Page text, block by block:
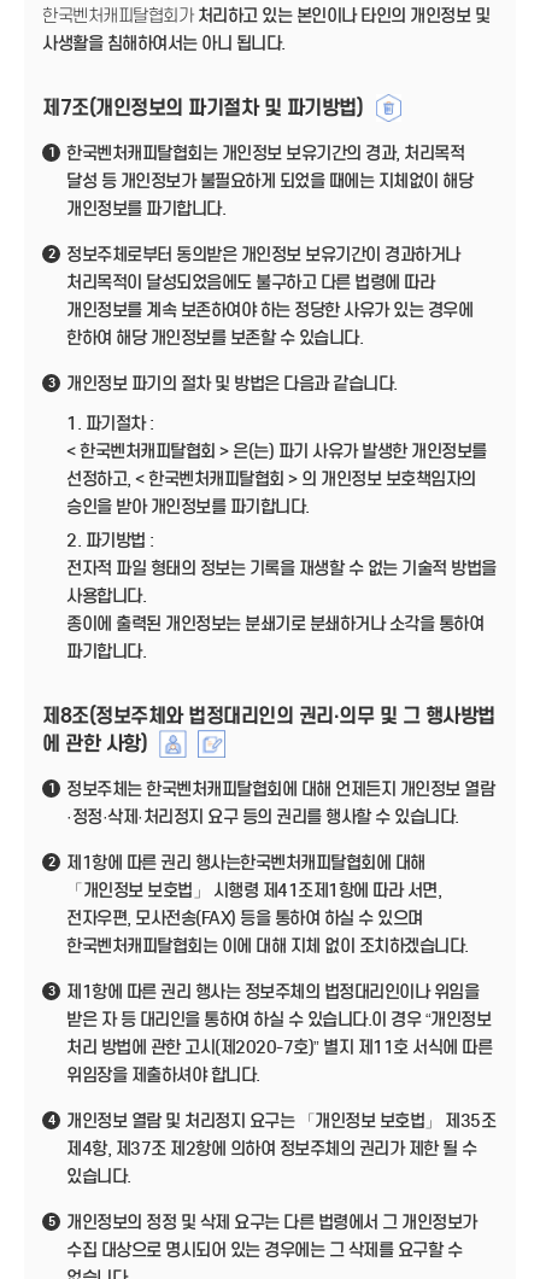
한국벤처캐피탈협회가처리하고 있는 본인이나 타인의 개인정보 및
사생활을 침해하여서는 아니 됩니다.
제7조(개인정보의 파기절차 및 파기방법)
1
한국벤처캐피탈협회는 개인정보 보유기간의 경과, 처리목적
달성 등 개인정보가 불필요하게 되었을 때에는 지체없이 해당
개인정보를 파기합니다.
2
정보주체로부터 동의받은 개인정보 보유기간이 경과하거나
처리목적이 달성되었음에도 불구하고 다른 법령에 따라
개인정보를 계속 보존하여야 하는 정당한 사유가 있는 경우에
한하여 해당 개인정보를 보존할 수 있습니다.
3
개인정보 파기의 절차 및 방법은 다음과 같습니다.
1. 파기절차 :
< 한국벤처캐피탈협회 > 은(는) 파기 사유가 발생한 개인정보를
선정하고, < 한국벤처캐피탈협회 > 의 개인정보 보호책임자의
승인을 받아 개인정보를 파기합니다.
2. 파기방법 :
전자적 파일 형태의 정보는 기록을 재생할 수 없는 기술적 방법을
사용합니다.
종이에 출력된 개인정보는 분쇄기로 분쇄하거나 소각을 통하여
파기합니다.
제8조(정보주체와 법정대리인의 권리·의무 및 그 행사방법
에 관한 사항)
1
정보주체는 한국벤처캐피탈협회에 대해 언제든지 개인정보 열람
·정정·삭제·처리정지 요구 등의 권리를 행사할 수 있습니다.
2
제1항에 따른 권리 행사는한국벤처캐피탈협회에 대해
「개인정보 보호법」 시행령 제41조제1항에 따라 서면,
전자우편, 모사전송(FAX) 등을 통하여 하실 수 있으며
한국벤처캐피탈협회는 이에 대해 지체 없이 조치하겠습니다.
3
제1항에 따른 권리 행사는 정보주체의 법정대리인이나 위임을
받은 자 등 대리인을 통하여 하실 수 있습니다.이 경우 “개인정보
처리 방법에 관한 고시(제2020-7호)” 별지 제11호 서식에 따른
위임장을 제출하셔야 합니다.
4
개인정보 열람 및 처리정지 요구는 「개인정보 보호법」 제35조
제4항, 제37조 제2항에 의하여 정보주체의 권리가 제한 될 수
있습니다.
5
개인정보의 정정 및 삭제 요구는 다른 법령에서 그 개인정보가
수집 대상으로 명시되어 있는 경우에는 그 삭제를 요구할 수